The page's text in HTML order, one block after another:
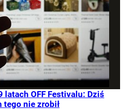
latach OFF Festivalu: Dziś
tego nie zrobił